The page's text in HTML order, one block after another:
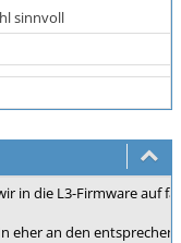
sinnvoll
in die L3-Firmware auf
eher an den